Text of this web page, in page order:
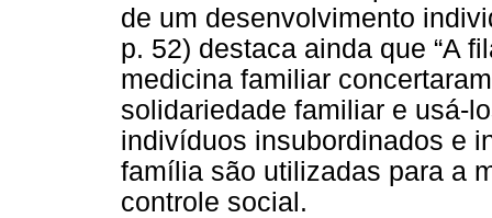
de um desenvolvimento
p. 52) destaca ainda que “A
medicina familiar
solidariedade familiar e usá-
indivíduos insubordinados e
família são utilizadas para a
controle social.